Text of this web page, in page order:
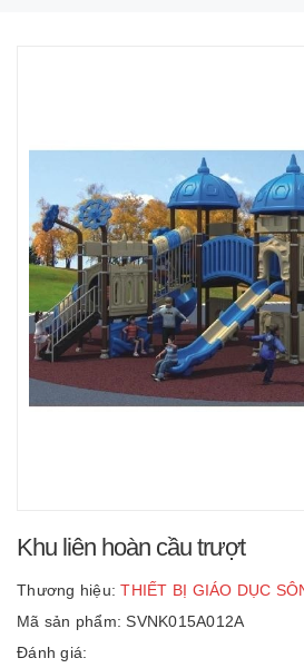
Khu liên hoàn cầu trượt
Thương hiệu: THIẾT BỊ GIÁO DỤC
Mã sản phẩm: SVNK015A012A
Đánh giá: